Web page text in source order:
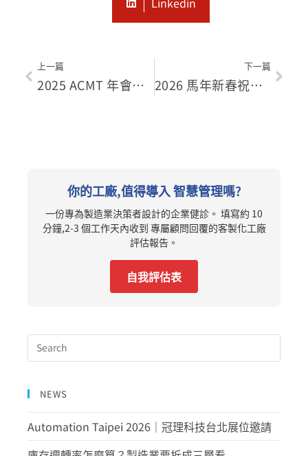
你的工廠,值得導入 智慧管理嗎?
一份專為製造業決策者設計的企業健診。 填寫約 10
分鐘,2-3 個工作天內收到 專屬顧問回覆的客製化工廠
評估報告。
自我評估表
NEWS
Automation Taipei 2026｜冠理科技台北展位邀請
上一篇
2025 ACMT 年會深度解析：從 T0 量產到智慧營運，台灣製造的未來藍圖
下一篇
2026 馬年新春祝賀｜冠理科技：以智慧營運指南開啟業績新成長